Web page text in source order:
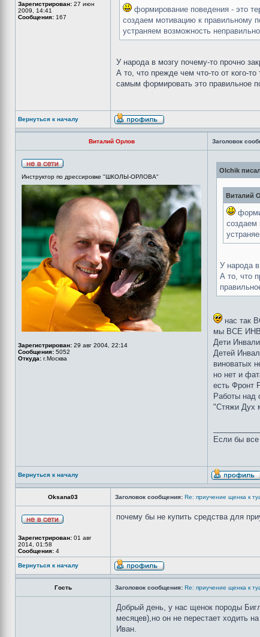
Зарегистрирован: 27 июн
2009, 14:41
Сообщения: 167
формирование поведения - это
создаем мотивацию к правильному
устраняем возможность
У народа в мозгу почему-то прочно
А то, что прежде чем что-то от кого-
самым формировать это правильное
Вернуться к началу
Виталий Орлов Заголовок
Инструктор по дрессировке "ШКОЛЫ-ОРЛОВА"
Зарегистрирован: 29 авг 2004, 22:14
Сообщения: 5052
Откуда: г.Москва
Olchik
Виталий
создаем
У народа
А то, что
нас так
мы ВСЕ
Дети
Детей
виноватых
но нет и
есть Фронт
Работы над
"Стяжи Дух
Если бы
Вернуться к началу
Oksana03 Заголовок сообщения: Re: приучение щенка к
Зарегистрирован: 01 авг
2014, 01:58
Сообщения: 4
почему бы не купить средства для
Вернуться к началу
Гость Заголовок сообщения: Re: приучение щенка к
Добрый день, у нас щенок породы
месяцев),но он не перестает ходить
Иван.